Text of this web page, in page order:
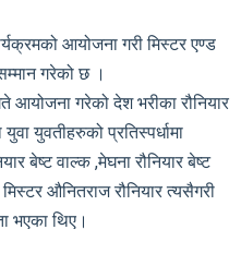
आयोजना गरी मिस्टर एण्ड
गरेको छ ।
आयोजना गरेको देश भरीका रौनियार
युवतीहरुको प्रतिस्पर्धामा
बेष्ट वाल्क ,मेघना रौनियार बेष्ट
औनितराज रौनियार त्यसैगरी
भएका थिए।